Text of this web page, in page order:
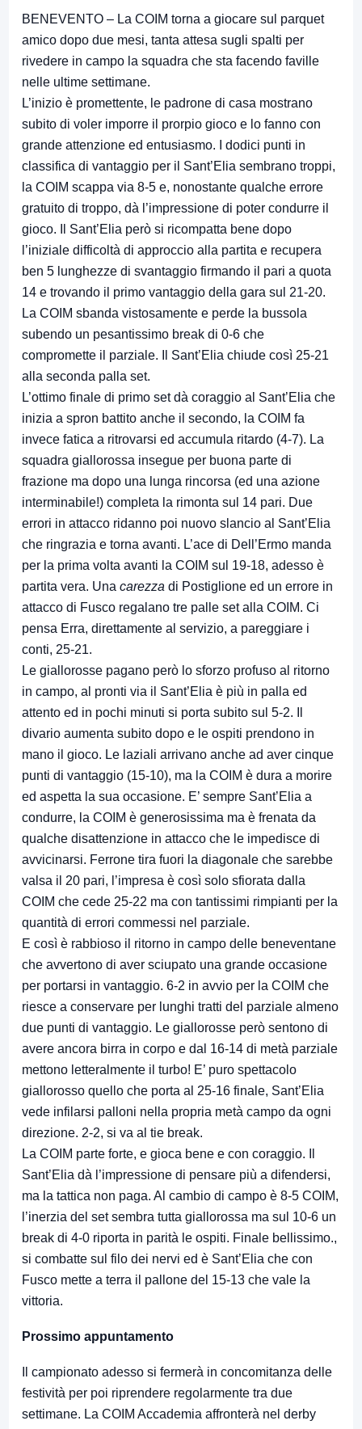
BENEVENTO – La COIM torna a giocare sul parquet
amico dopo due mesi, tanta attesa sugli spalti per
rivedere in campo la squadra che sta facendo faville
nelle ultime settimane.
L’inizio è promettente, le padrone di casa mostrano
subito di voler imporre il prorpio gioco e lo fanno con
grande attenzione ed entusiasmo. I dodici punti in
classifica di vantaggio per il Sant’Elia sembrano troppi,
la COIM scappa via 8-5 e, nonostante qualche errore
gratuito di troppo, dà l’impressione di poter condurre il
gioco. Il Sant’Elia però si ricompatta bene dopo
l’iniziale difficoltà di approccio alla partita e recupera
ben 5 lunghezze di svantaggio firmando il pari a quota
14 e trovando il primo vantaggio della gara sul 21-20.
La COIM sbanda vistosamente e perde la bussola
subendo un pesantissimo break di 0-6 che
compromette il parziale. Il Sant’Elia chiude così 25-21
alla seconda palla set.
L’ottimo finale di primo set dà coraggio al Sant’Elia che
inizia a spron battito anche il secondo, la COIM fa
invece fatica a ritrovarsi ed accumula ritardo (4-7). La
squadra giallorossa insegue per buona parte di
frazione ma dopo una lunga rincorsa (ed una azione
interminabile!) completa la rimonta sul 14 pari. Due
errori in attacco ridanno poi nuovo slancio al Sant’Elia
che ringrazia e torna avanti. L’ace di Dell’Ermo manda
per la prima volta avanti la COIM sul 19-18, adesso è
partita vera. Una carezza di Postiglione ed un errore in
attacco di Fusco regalano tre palle set alla COIM. Ci
pensa Erra, direttamente al servizio, a pareggiare i
conti, 25-21.
Le giallorosse pagano però lo sforzo profuso al ritorno
in campo, al pronti via il Sant’Elia è più in palla ed
attento ed in pochi minuti si porta subito sul 5-2. Il
divario aumenta subito dopo e le ospiti prendono in
mano il gioco. Le laziali arrivano anche ad aver cinque
punti di vantaggio (15-10), ma la COIM è dura a morire
ed aspetta la sua occasione. E’ sempre Sant’Elia a
condurre, la COIM è generosissima ma è frenata da
qualche disattenzione in attacco che le impedisce di
avvicinarsi. Ferrone tira fuori la diagonale che sarebbe
valsa il 20 pari, l’impresa è così solo sfiorata dalla
COIM che cede 25-22 ma con tantissimi rimpianti per la
quantità di errori commessi nel parziale.
E così è rabbioso il ritorno in campo delle beneventane
che avvertono di aver sciupato una grande occasione
per portarsi in vantaggio. 6-2 in avvio per la COIM che
riesce a conservare per lunghi tratti del parziale almeno
due punti di vantaggio. Le giallorosse però sentono di
avere ancora birra in corpo e dal 16-14 di metà parziale
mettono letteralmente il turbo! E’ puro spettacolo
giallorosso quello che porta al 25-16 finale, Sant’Elia
vede infilarsi palloni nella propria metà campo da ogni
direzione. 2-2, si va al tie break.
La COIM parte forte, e gioca bene e con coraggio. Il
Sant’Elia dà l’impressione di pensare più a difendersi,
ma la tattica non paga. Al cambio di campo è 8-5 COIM,
l’inerzia del set sembra tutta giallorossa ma sul 10-6 un
break di 4-0 riporta in parità le ospiti. Finale bellissimo.,
si combatte sul filo dei nervi ed è Sant’Elia che con
Fusco mette a terra il pallone del 15-13 che vale la
vittoria.
Prossimo appuntamento
Il campionato adesso si fermerà in concomitanza delle
festività per poi riprendere regolarmente tra due
settimane. La COIM Accademia affronterà nel derby